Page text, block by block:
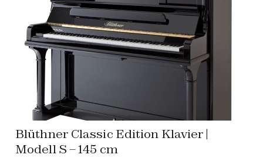
Blüthner Classic Edition Klavier |
Modell S – 145 cm